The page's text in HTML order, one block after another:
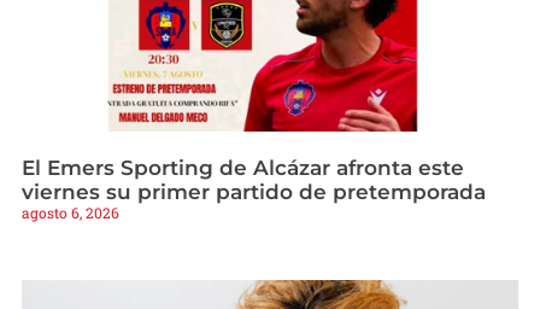
El Emers Sporting de Alcázar afronta este
viernes su primer partido de pretemporada
agosto 6, 2026